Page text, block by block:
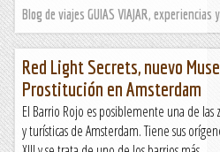
Blog de viajes GUIAS VIAJAR,
Red Light Secrets, nuevo
Prostitución en Amsterdam
El Barrio Rojo es posiblemente una de las
y turísticas de Amsterdam. Tiene sus